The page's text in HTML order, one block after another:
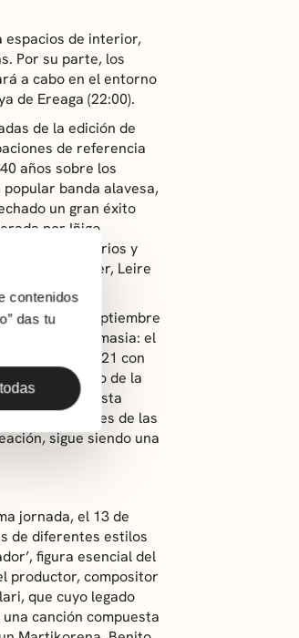
contenidos
das tu
espacios de interior,
Por su parte, los
a cabo en el entorno
de Ereaga (22:00).
de la edición de
de referencia
años sobre los
banda alavesa,
un gran éxito
por Iñigo
y llenar auditorios y
eta Maider, Leire
el 12 de septiembre
por antonomasia: el
ya hizo en 2021 con
con motivo de la
En esta
sin limitaciones de las
sigue siendo una
jornada, el 13 de
de diferentes estilos
figura esencial del
productor, compositor
que cuyo legado
canción compuesta